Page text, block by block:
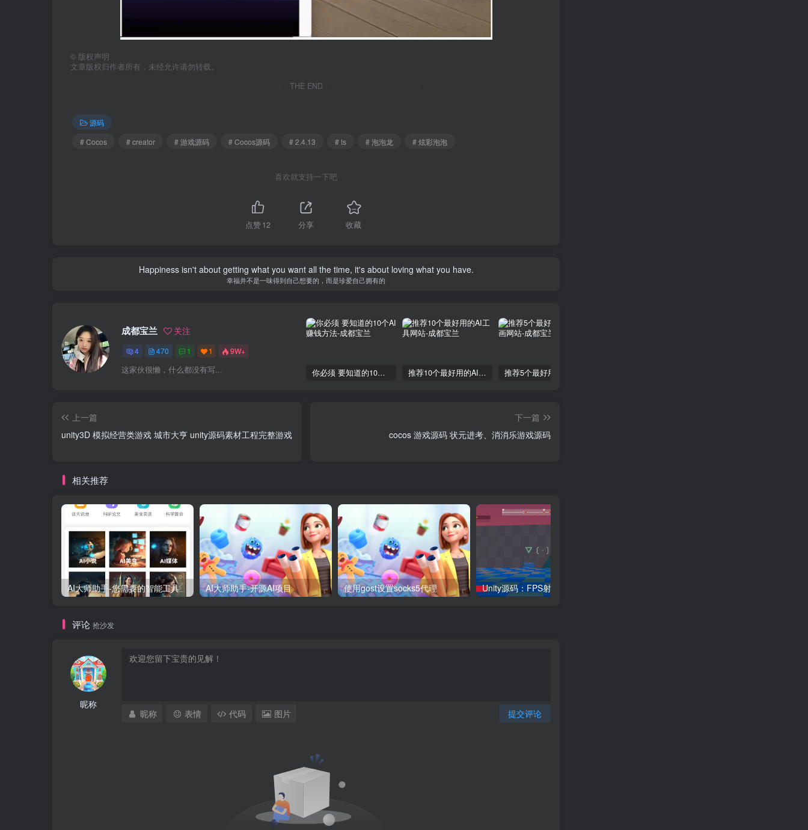
© 版权声明
文章版权归作者所有，未经允许请勿转载。
THE END
源码
# Cocos
# creator # 游戏源码 # Cocos源码 # 2.4.13 # ts # 泡泡龙 # 炫彩泡泡
喜欢就支持一下吧
点赞12 分享 收藏
Happiness isn't about getting what you want all the time, it's about loving what you have.
幸福并不是一味得到自己想要的，而是珍爱自己拥有的
成都宝兰 关注
4 470 1 1 9W+
这家伙很懒，什么都没有写... 你必须 要知道的10个AI赚钱方法 推荐10个最好用的AI工具网站
上一篇
unity3D 模拟经营类游戏 城市大亨 unity源码素材工程完整游戏
下一篇
cocos 游戏源码 状元进考、消消乐游戏源码
相关推荐
AI大师助手-您需要的智能工具 AI大师助手-开源AI项目 使用gost设置socks5代理
评论 抢沙发
昵称
提交评论
昵称 表情 代码 图片